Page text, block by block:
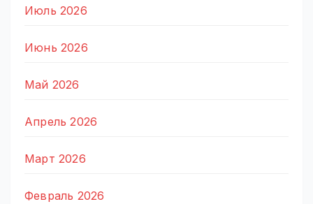
Июль 2026
Июнь 2026
Май 2026
Апрель 2026
Март 2026
Февраль 2026